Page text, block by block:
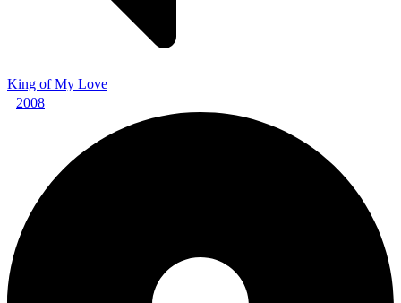
King of My Love
2008